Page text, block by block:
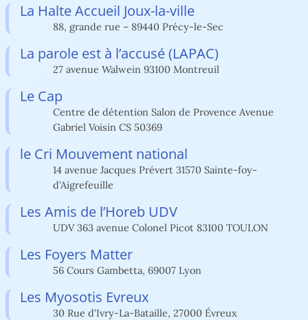
La Halte Accueil Joux-la-ville
88, grande rue – 89440 Précy-le-Sec
La parole est à l’accusé (LAPAC)
27 avenue Walwein 93100 Montreuil
Le Cap
Centre de détention Salon de Provence Avenue
Gabriel Voisin CS 50369
le Cri Mouvement national
14 avenue Jacques Prévert 31570 Sainte-foy-
d’Aigrefeuille
Les Amis de l’Horeb UDV
UDV 363 avenue Colonel Picot 83100 TOULON
Les Foyers Matter
56 Cours Gambetta, 69007 Lyon
Les Myosotis Evreux
30 Rue d’Ivry-La-Bataille, 27000 Évreux